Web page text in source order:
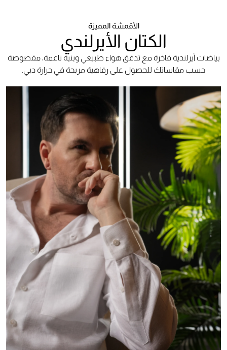
الأقمشة المميزة
الكتان الأيرلندي
بياضات أيرلندية فاخرة مع تدفق هواء طبيعي وبنية ناعمة، مقصوصة
حسب مقاساتك للحصول على رفاهية مريحة في حرارة دبي.